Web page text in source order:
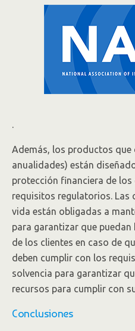
.
Además, los productos que
anualidades) están
protección financiera de
requisitos regulatorios. Las
vida están obligadas a
para garantizar que
de los clientes en caso de
deben cumplir con los
solvencia para garantizar
recursos para cumplir con
Conclusiones